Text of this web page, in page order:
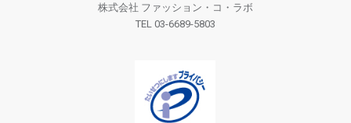
株式会社 ファッション・コ・ラボ
TEL 03-6689-5803